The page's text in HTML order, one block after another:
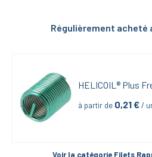
Régulièrement acheté
HELICOIL® Plus
à partir de 0,21 € /
Voir la catégorie Filets